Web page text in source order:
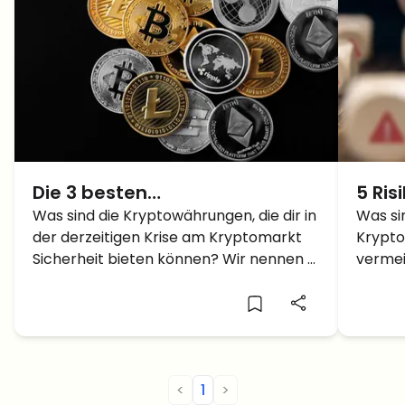
Die 3 besten
Kryptowährungen in der Krise
– In welche Coins lohnt es sich
jetzt, zu investieren?
Was sind die Kryptowährungen, die dir in
der derzeitigen Krise am Kryptomarkt
Sicherheit bieten können? Wir nennen 3
5
Was
< 1 >